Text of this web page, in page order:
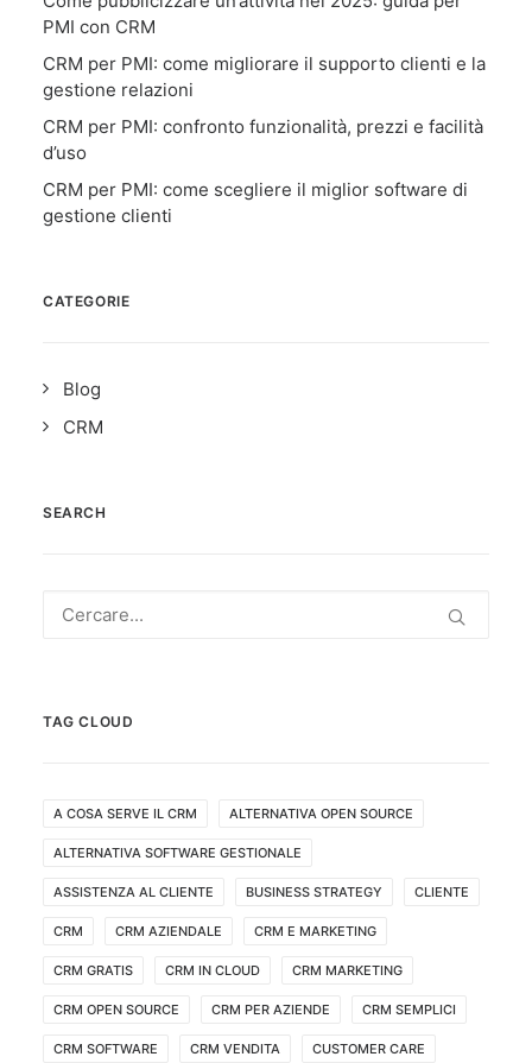
PMI con CRM
CRM per PMI: come migliorare il supporto clienti e la
gestione relazioni
CRM per PMI: confronto funzionalità, prezzi e facilità
d’uso
CRM per PMI: come scegliere il miglior software di
gestione clienti
CATEGORIE
Blog
CRM
SEARCH
TAG CLOUD
A COSA SERVE IL CRM ALTERNATIVA OPEN SOURCE
ALTERNATIVA SOFTWARE GESTIONALE
ASSISTENZA AL CLIENTE BUSINESS STRATEGY CLIENTE
CRM CRM AZIENDALE CRM E MARKETING
CRM GRATIS CRM IN CLOUD CRM MARKETING
CRM OPEN SOURCE CRM PER AZIENDE CRM SEMPLICI
CRM SOFTWARE CRM VENDITA CUSTOMER CARE